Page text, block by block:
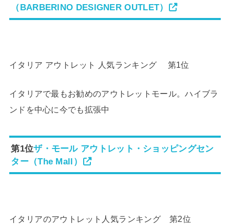
（BARBERINO DESIGNER OUTLET）
イタリア アウトレット 人気ランキング 第1位
イタリアで最もお勧めのアウトレットモール。ハイブラ
ンドを中心に今でも拡張中
第1位ザ・モール アウトレット・ショッピングセン
ター（The Mall）
イタリアのアウトレット人気ランキング 第2位